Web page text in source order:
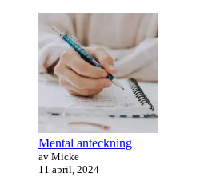
Mental anteckning
av Micke
11 april, 2024